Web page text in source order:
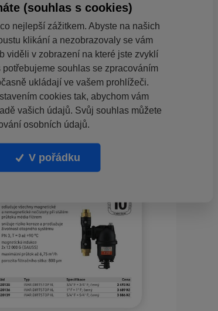
(souhlas s cookies)
nejlepší zážitkem. Abyste na našich
klikání a nezobrazovaly se vám
viděli v zobrazení na které jste zvyklí
souhlas se zpracováním
ukládají ve vašem prohlížeči.
cookies tak, abychom vám
vašich údajů. Svůj souhlas můžete
osobních údajů.
V pořádku